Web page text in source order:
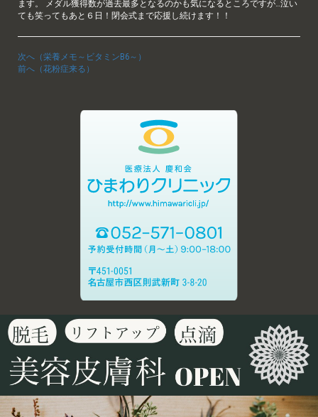
ます。 メダル獲得数が過去最多となるのかも気になるところですが…泣い
ても笑ってもあと６日！閉会式まで応援し続けます！！
次へ（栄養メモ～ビタミンB6～）
前へ（花粉症来る）